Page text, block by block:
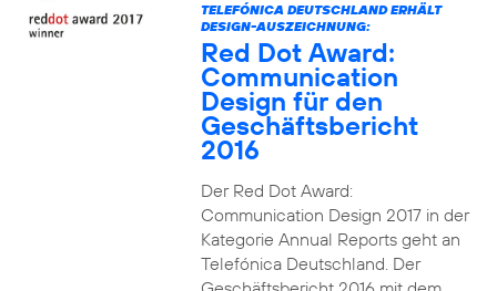
TELEFÓNICA DEUTSCHLAND ERHÄLT
DESIGN-AUSZEICHNUNG:
Red Dot Award:
Communication
Design für den
Geschäftsbericht
2016
Der Red Dot Award:
Communication Design 2017 in der
Kategorie Annual Reports geht an
Telefónica Deutschland. Der